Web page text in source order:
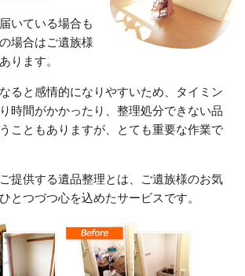
いている場合も
場合はご遺族様
ります。
ると感情的になりやすいため、タイミン
時間がかかったり、整理処分できない品
こともありますが、とても重要な作業で
提供する遺品整理とは、ご遺族様のお気
とつづつ心を込めたサービスです。